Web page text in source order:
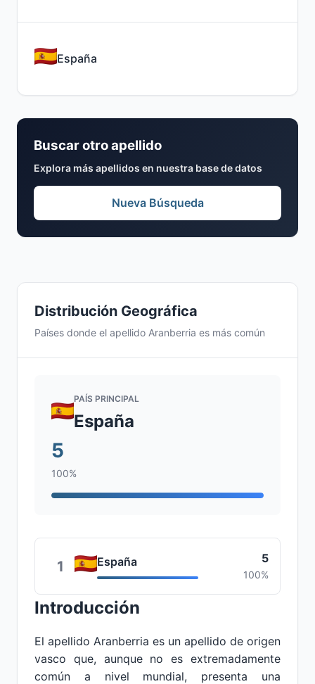
Distribución Geográfica
Países donde el apellido Aranberria es más común
PAÍS PRINCIPAL
España
5
100%
1 España 5
100%
Introducción
El apellido Aranberria es un apellido de origen
vasco que, aunque no es extremadamente
común a nivel mundial, presenta una
España
Buscar otro apellido
Explora más apellidos en nuestra base de datos
Nueva Búsqueda